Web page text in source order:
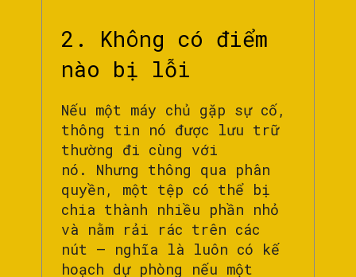
2. Không có điểm
nào bị lỗi
Nếu một máy chủ gặp sự cố,
thông tin nó được lưu trữ
thường đi cùng với
nó. Nhưng thông qua phân
quyền, một tệp có thể bị
chia thành nhiều phần nhỏ
và nằm rải rác trên các
nút – nghĩa là luôn có kế
hoạch dự phòng nếu một